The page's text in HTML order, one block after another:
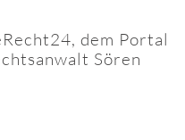
dem Portal
Sören